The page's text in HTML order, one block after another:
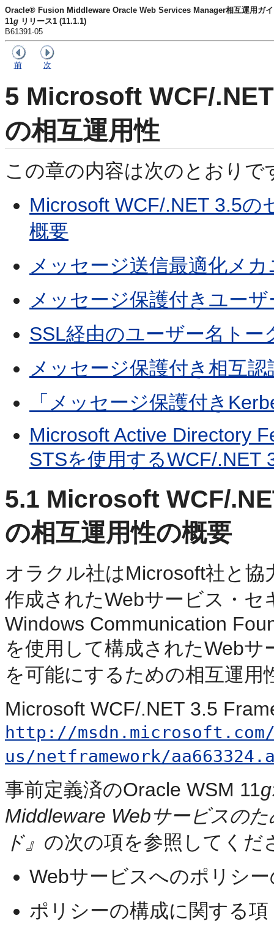
Oracle® Fusion Middleware Oracle Web Services Manager相互運用ガ
11g リリース1 (11.1.1)
B61391-05
前 次
5 Microsoft WCF/
の相互運用性
この章の内容は次のとおりで
Microsoft WCF/.NET 3.5
概要
メッセージ送信最適化メ
メッセージ保護付きユー
SSL経由のユーザー名トー
メッセージ保護付き相互
「メッセージ保護付き
Microsoft Active Directory
STSを使用するWCF/.NET
5.1 Microsoft WCF/
の相互運用性の概要
オラクル社はMicrosoft社と協
作成されたWebサービス・
Windows Communication
を使用して構成されたWeb
を可能にするための相互運
Microsoft WCF/.NET 3.5
http://
us/netframework/
事前定義済のOracle WSM 11g
Middleware Webサービスの
ド』 の次の項を参照してくだ
Webサービスへのポリシ
ポリシーの構成に関する項